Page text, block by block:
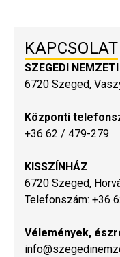
KAPCSOLAT
SZEGEDI
6720 Szeged,
Központi
+36 62 / 479-279
KISSZÍNHÁZ
6720 Szeged,
Telefonszám: +36
Vélemények,